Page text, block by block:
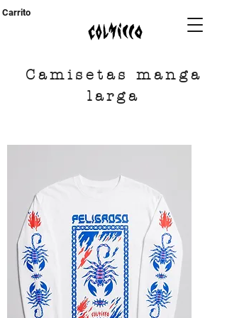
Carrito
Camisetas manga
larga